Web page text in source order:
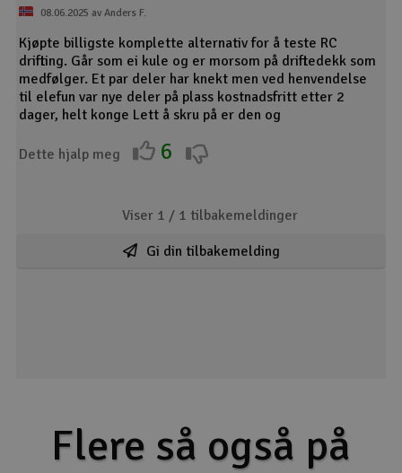
08.06.2025 av Anders F.
Kjøpte billigste komplette alternativ for å teste RC
drifting. Går som ei kule og er morsom på driftedekk som
medfølger. Et par deler har knekt men ved henvendelse
til elefun var nye deler på plass kostnadsfritt etter 2
dager, helt konge Lett å skru på er den og
Dette hjalp meg 6
Viser 1 / 1 tilbakemeldinger
Gi din tilbakemelding
Flere så også på